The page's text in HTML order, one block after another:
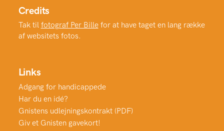
Credits
Tak til fotograf Per Billefor at have taget en lang række
af websitets fotos.
Links
Adgang for handicappede
Har du en idé?
Gnistens udlejningskontrakt (PDF)
Giv et Gnisten gavekort!